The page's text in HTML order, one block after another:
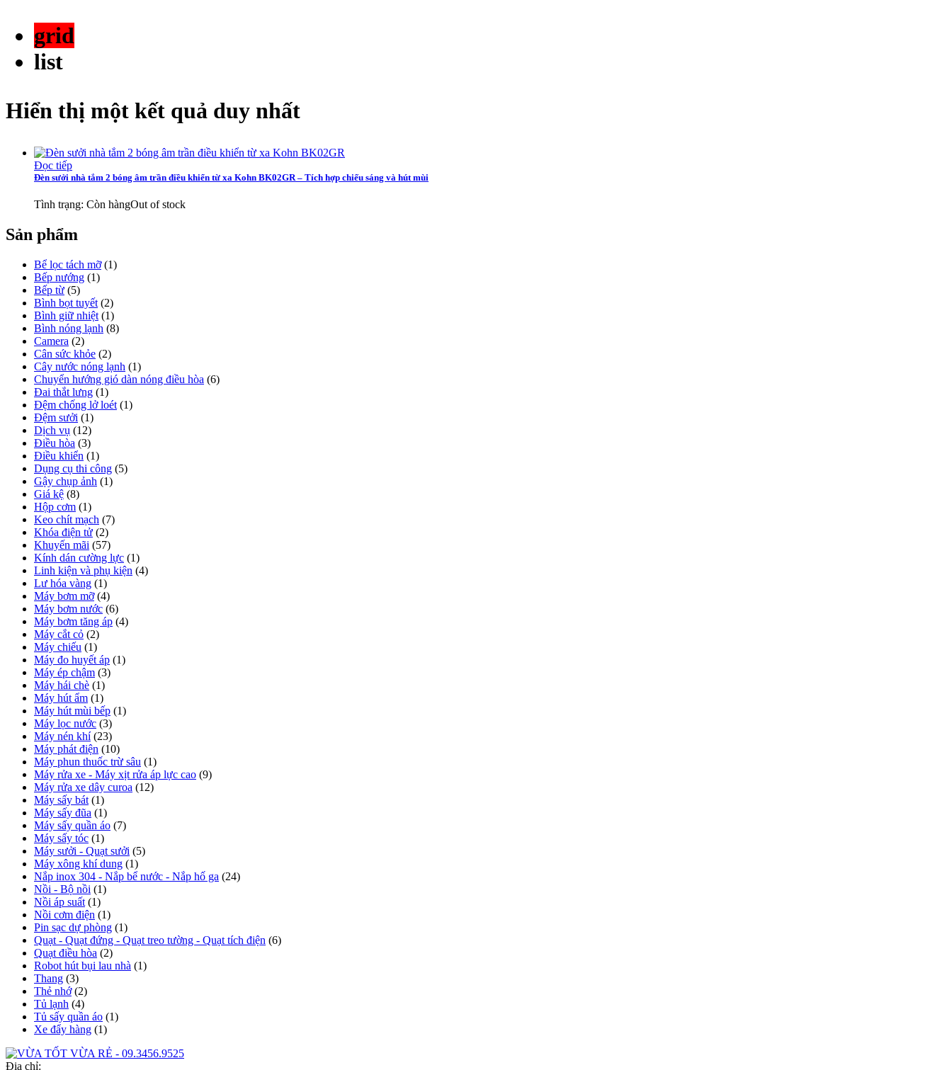
grid
list
Hiển thị một kết quả duy nhất
Đọc tiếp
Đèn sưởi nhà tắm 2 bóng âm trần điều khiển từ xa Kohn BK02GR – Tích hợp chiếu sáng và hút mùi
Tình trạng: Còn hàngOut of stock
Sản phẩm
Bể lọc tách mỡ (1)
Bếp nướng (1)
Bếp từ (5)
Bình bọt tuyết (2)
Bình giữ nhiệt (1)
Bình nóng lạnh (8)
Camera (2)
Cân sức khỏe (2)
Cây nước nóng lạnh (1)
Chuyển hướng gió dàn nóng điều hòa (6)
Đai thắt lưng (1)
Đệm chống lở loét (1)
Đệm sưởi (1)
Dịch vụ (12)
Điều hòa (3)
Điều khiển (1)
Dụng cụ thi công (5)
Gậy chụp ảnh (1)
Giá kệ (8)
Hộp cơm (1)
Keo chít mạch (7)
Khóa điện tử (2)
Khuyến mãi (57)
Kính dán cường lực (1)
Linh kiện và phụ kiện (4)
Lư hóa vàng (1)
Máy bơm mỡ (4)
Máy bơm nước (6)
Máy bơm tăng áp (4)
Máy cắt cỏ (2)
Máy chiếu (1)
Máy đo huyết áp (1)
Máy ép chậm (3)
Máy hái chè (1)
Máy hút ẩm (1)
Máy hút mùi bếp (1)
Máy lọc nước (3)
Máy nén khí (23)
Máy phát điện (10)
Máy phun thuốc trừ sâu (1)
Máy rửa xe - Máy xịt rửa áp lực cao (9)
Máy rửa xe dây curoa (12)
Máy sấy bát (1)
Máy sấy đũa (1)
Máy sấy quần áo (7)
Máy sấy tóc (1)
Máy sưởi - Quạt sưởi (5)
Máy xông khí dung (1)
Nắp inox 304 - Nắp bể nước - Nắp hố ga (24)
Nồi - Bộ nồi (1)
Nồi áp suất (1)
Nồi cơm điện (1)
Pin sạc dự phòng (1)
Quạt - Quạt đứng - Quạt treo tường - Quạt tích điện (6)
Quạt điều hòa (2)
Robot hút bụi lau nhà (1)
Thang (3)
Thẻ nhớ (2)
Tủ lạnh (4)
Tủ sấy quần áo (1)
Xe đẩy hàng (1)
Địa chỉ: